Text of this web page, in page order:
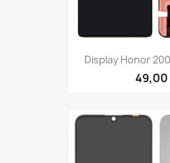
Display Honor
49,00